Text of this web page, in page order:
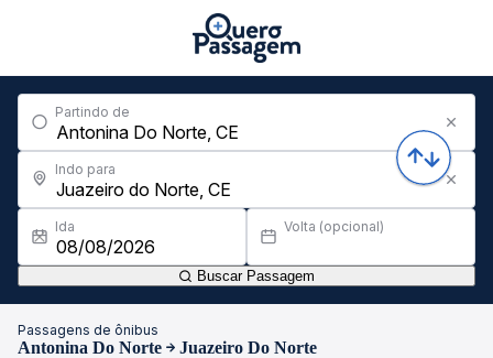
Partindo de
Indo para
Ida Volta (opcional)
Buscar Passagem
Passagens de ônibus
Antonina Do Norte Juazeiro Do Norte